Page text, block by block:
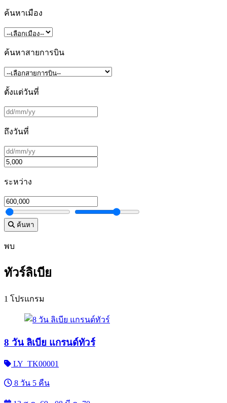
ค้นหาเมือง
ค้นหาสายการบิน
ตั้งแต่วันที่
ถึงวันที่
ระหว่าง
ค้นหา
พบ
ทัวร์ลิเบีย
1 โปรแกรม
8 วัน ลิเบีย แกรนด์ทัวร์
LY_TK00001
8 วัน 5 คืน